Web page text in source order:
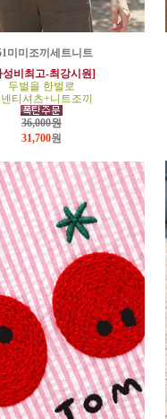
미미조끼세트니트
성비최고-최강시원]
두벌을 한벌로
티셔츠+니트조끼
36,000원
31,700원